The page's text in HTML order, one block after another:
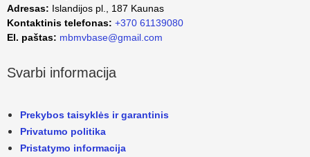
Adresas: Islandijos pl., 187 Kaunas
Kontaktinis telefonas: +370 61139080
El. paštas: mbmvbase@gmail.com
Svarbi informacija
Prekybos taisyklės ir garantinis
Privatumo politika
Pristatymo informacija